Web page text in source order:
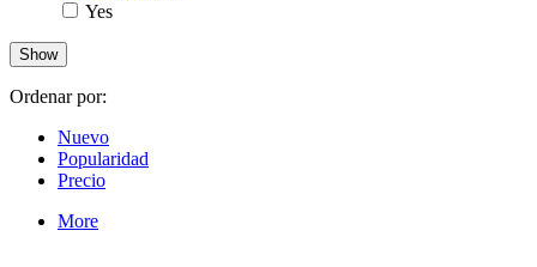
Yes
Ordenar por:
Nuevo
Popularidad
Precio
More